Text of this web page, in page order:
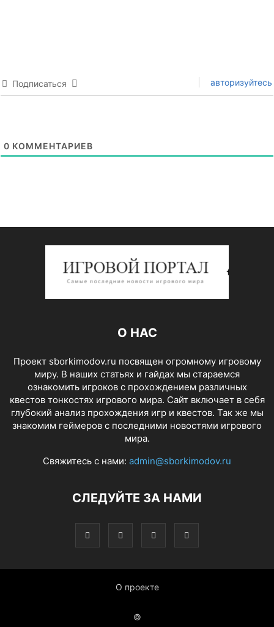
Подписаться авторизуйтесь
0 КОММЕНТАРИЕВ
О НАС
Проект sborkimodov.ru посвящен огромному игровому
миру. В наших статьях и гайдах мы стараемся
ознакомить игроков с прохождением различных
квестов тонкостях игрового мира. Сайт включает в себя
глубокий анализ прохождения игр и квестов. Так же мы
знакомим геймеров с последними новостями игрового
мира.
Свяжитесь с нами: admin@sborkimodov.ru
СЛЕДУЙТЕ ЗА НАМИ
О проекте
©